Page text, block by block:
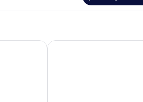
Şahlan Otel